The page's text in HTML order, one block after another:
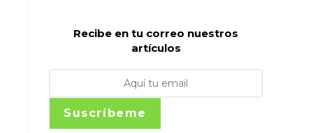
Recibe en tu correo nuestros
artículos
Suscríbeme